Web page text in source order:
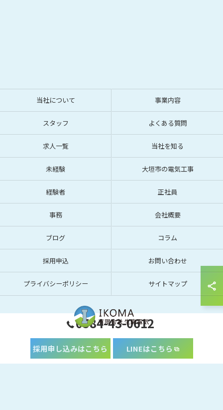
0584-43-0612
採用申し込みはこちら LINEはこちら
当社について 事業内容
スタッフ よくある質問
求人一覧 当社を知る
未経験 大垣市の電気工事
経験者 正社員
事務 会社概要
ブログ コラム
採用申込 お問い合わせ
プライバシーポリシー サイトマップ
© 2026 岐阜で電気工事の求人なら有限会社生駒電気 ALL RIGHTS RESERVED.